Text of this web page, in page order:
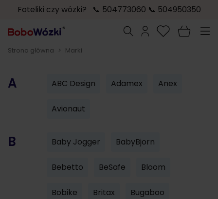
Foteliki czy wózki? 📞 504773060 📞 504950350
Szukaj
Strona główna > Marki
A ABC Design Adamex Anex
Avionaut
B Baby Jogger BabyBjorn
Bebetto BeSafe Bloom
Bobike Britax Bugaboo